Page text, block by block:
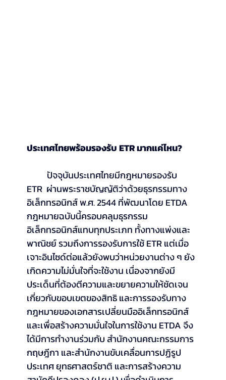
ประเทศไทยพร้อมรองรับ ETR มากแค่ไหน?
ETR  ผ่านพระราชบัญญัติว่าด้วยธุรกรรมทาง
อิเล็กทรอนิกส์ พ.ศ. 2544 ที่พัฒนาโดย ETDA
กฎหมายฉบับนี้ครอบคลุมธุรกรรม
อิเล็กทรอนิกส์แทบทุกประเภท ทั้งทางแพ่งและ
พาณิชย์ รวมถึงการรองรับการใช้ ETR แต่เมื่อ
เจาะอินไซด์ต่อแล้วยังพบว่าหน่วยงานต่าง ๆ ยัง
เกิดความไม่มั่นใจที่จะใช้งาน เนื่องจากยังมี
ประเด็นที่ต้องตีความและขยายความให้ชัดเจน
เกี่ยวกับขอบเขตของสิทธิ และการรองรับทาง
กฎหมายของเอกสารเปลี่ยนมืออิเล็กทรอนิกส์
และเพื่อสร้างความมั่นใจในการใช้งาน ETDA จึง
ได้มีการทำงานร่วมกับ สำนักงานคณะกรรมการ
กฤษฎีกา และสำนักงานขับเคลื่อนการปฏิรูป
ประเทศ ยุทธศาสตร์ชาติ และการสร้างความ